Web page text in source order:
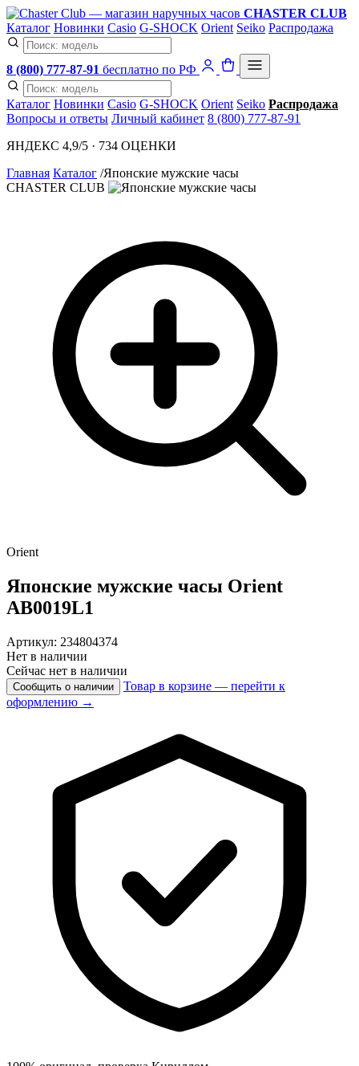
CHASTER CLUB
Каталог Новинки Casio G-SHOCK Orient Seiko Распродажа
8 (800) 777-87-91 бесплатно по РФ
Каталог Новинки Casio G-SHOCK Orient Seiko Распродажа
Вопросы и ответы Личный кабинет 8 (800) 777-87-91
ЯНДЕКС 4,9/5 · 734 ОЦЕНКИ
Главная Каталог /Японские мужские часы
CHASTER CLUB
Orient
Японские мужские часы Orient
AB0019L1
Артикул: 234804374
Нет в наличии
Сейчас нет в наличии
Сообщить о наличии
Товар в корзине — перейти к
оформлению →